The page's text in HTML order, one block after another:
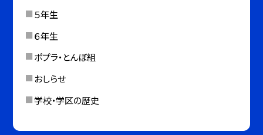
５年生
６年生
ポプラ・とんぼ組
おしらせ
学校・学区の歴史